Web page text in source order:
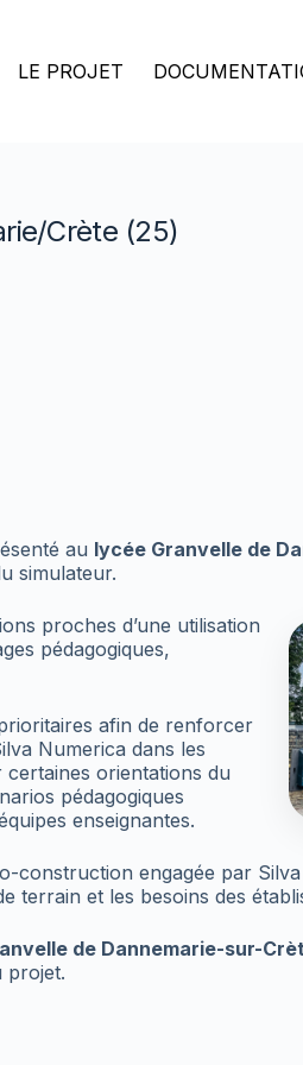
LE PROJET
Crète (25)
au lycée Granvelle de
simulateur.
proches d’une utilisation
pédagogiques,
afin de renforcer
Numerica dans les
orientations du
pédagogiques
enseignantes.
construction engagée par
et les besoins des
de Dannemarie-sur-
projet.